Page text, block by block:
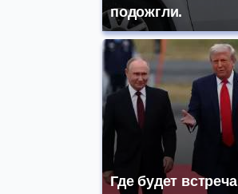
подожгли.
Где будет встреча